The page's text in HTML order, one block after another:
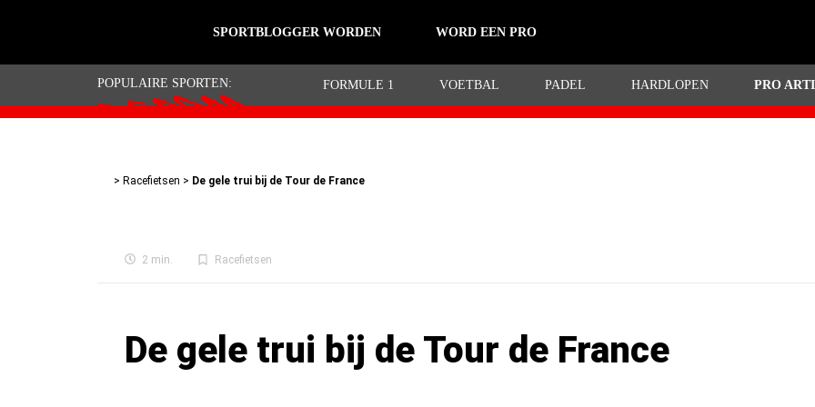
SPORTBLOGGER WORDEN WORD EEN PRO
POPULAIRE SPORTEN: FORMULE 1 VOETBAL PADEL HARDLOPEN PRO
Home> Racefietsen>
> Racefietsen > De gele trui bij de Tour de France
2 min. Racefietsen
De gele trui bij de Tour de France